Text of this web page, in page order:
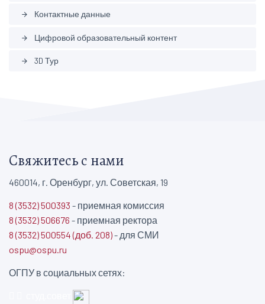
arrow_forward Контактные данные
arrow_forward Цифровой образовательный контент
arrow_forward 3D Тур
Свяжитесь с нами
460014, г. Оренбург, ул. Советская, 19
8 (3532) 500393 - приемная комиссия
8 (3532) 506676 - приемная ректора
8 (3532) 500554 (доб. 208)- для СМИ
ospu@ospu.ru
ОГПУ в социальных сетях: